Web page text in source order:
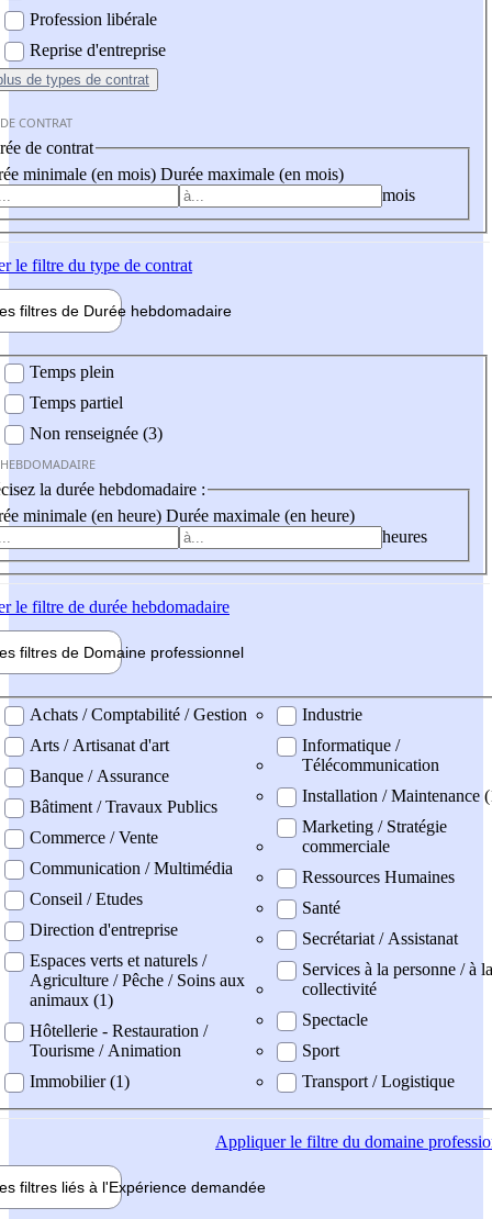
Profession libérale
Reprise d'entreprise
de types de contrat
CONTRAT
de contrat
minimale (en mois) Durée maximale (en mois)
mois
le filtre du type de contrat
filtres de Durée hebdomadaire
Temps plein
Temps partiel
Non renseignée (3)
la durée hebdomadaire :
minimale (en heure) Durée maximale (en heure)
heures
le filtre de durée hebdomadaire
filtres de Domaine professionnel
professionel
Achats / Comptabilité / Gestion
Arts / Artisanat d'art
Banque / Assurance
Bâtiment / Travaux Publics
Commerce / Vente
Communication / Multimédia
Conseil / Etudes
Direction d'entreprise
Espaces verts et naturels /
Agriculture / Pêche / Soins aux
animaux (1)
Hôtellerie - Restauration /
Tourisme / Animation
Immobilier (1)
Industrie
Informatique /
Télécommunication
Installation / Maintenance
Marketing / Stratégie
commerciale
Ressources Humaines
Santé
Secrétariat / Assistanat
Services à la personne / à la
collectivité
Spectacle
Sport
Transport / Logistique
Appliquerle filtre du domaine
filtres liés à l'Expérience demandée